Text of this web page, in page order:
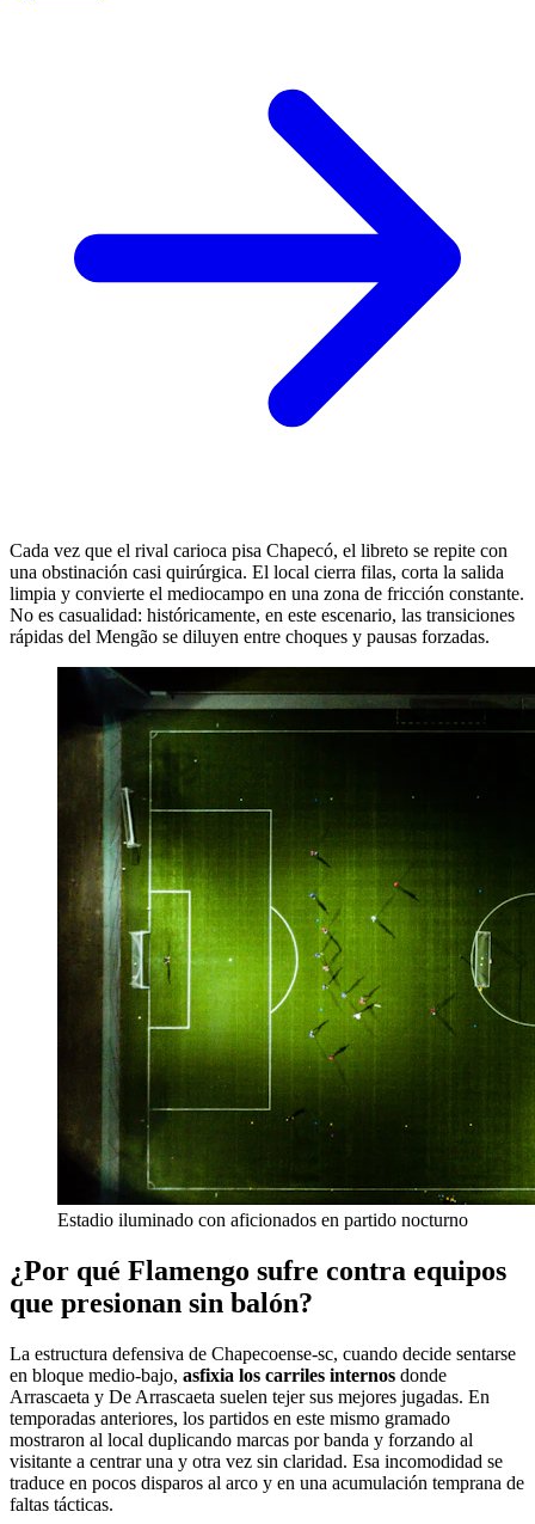
Cada vez que el rival carioca pisa Chapecó, el libreto se repite con
una obstinación casi quirúrgica. El local cierra filas, corta la salida
limpia y convierte el mediocampo en una zona de fricción constante.
No es casualidad: históricamente, en este escenario, las transiciones
rápidas del Mengão se diluyen entre choques y pausas forzadas.
Estadio iluminado con aficionados en partido nocturno
¿Por qué Flamengo sufre contra equipos
que presionan sin balón?
La estructura defensiva de Chapecoense-sc, cuando decide sentarse
en bloque medio-bajo, asfixia los carriles internos donde
Arrascaeta y De Arrascaeta suelen tejer sus mejores jugadas. En
temporadas anteriores, los partidos en este mismo gramado
mostraron al local duplicando marcas por banda y forzando al
visitante a centrar una y otra vez sin claridad. Esa incomodidad se
traduce en pocos disparos al arco y en una acumulación temprana de
faltas tácticas.